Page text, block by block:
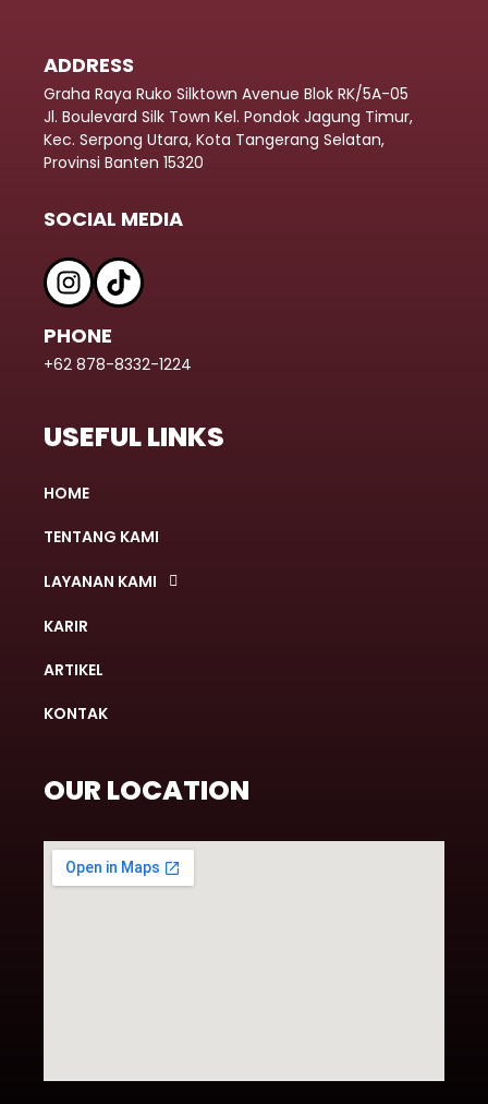
ADDRESS
Graha Raya Ruko Silktown Avenue Blok RK/5A-05
Jl. Boulevard Silk Town Kel. Pondok Jagung Timur,
Kec. Serpong Utara, Kota Tangerang Selatan,
Provinsi Banten 15320
SOCIAL MEDIA
PHONE
+62 878-8332-1224
USEFUL LINKS
HOME
TENTANG KAMI
LAYANAN KAMI
KARIR
ARTIKEL
KONTAK
OUR LOCATION